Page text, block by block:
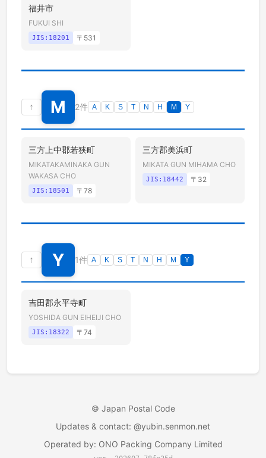
福井市
FUKUI SHI
JIS: 18201 〒 531
↑ M 2件 A K S T N H M Y
三方上中郡若狭町
MIKATAKAMINAKA GUN
WAKASA CHO
JIS: 18501 〒 78
三方郡美浜町
MIKATA GUN MIHAMA CHO
JIS: 18442 〒 32
↑ Y 1件 A K S T N H M Y
吉田郡永平寺町
YOSHIDA GUN EIHEIJI CHO
JIS: 18322 〒 74
© Japan Postal Code
Updates & contact: @yubin.senmon.net
Operated by: ONO Packing Company Limited